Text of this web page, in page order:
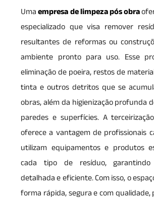
Umaempresa de limpeza pós obra
especializado que visa remover
resultantes de reformas ou
ambiente pronto para uso. Esse
eliminação de poeira, restos de
tinta e outros detritos que se
obras, além da higienização profunda
paredes e superfícies. A
oferece a vantagem de profissionais
utilizam equipamentos e produtos
cada tipo de resíduo,
detalhada e eficiente. Com isso, o
forma rápida, segura e com